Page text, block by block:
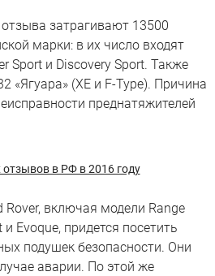
затрагивают 13500
марки: в их число входят
Sport и Discovery Sport. Также
«Ягуара» (XE и F-Type). Причина
преднатяжителей
в РФ в 2016 году
включая модели Range
и Evoque, придется посетить
подушек безопасности. Они
аварии. По этой же